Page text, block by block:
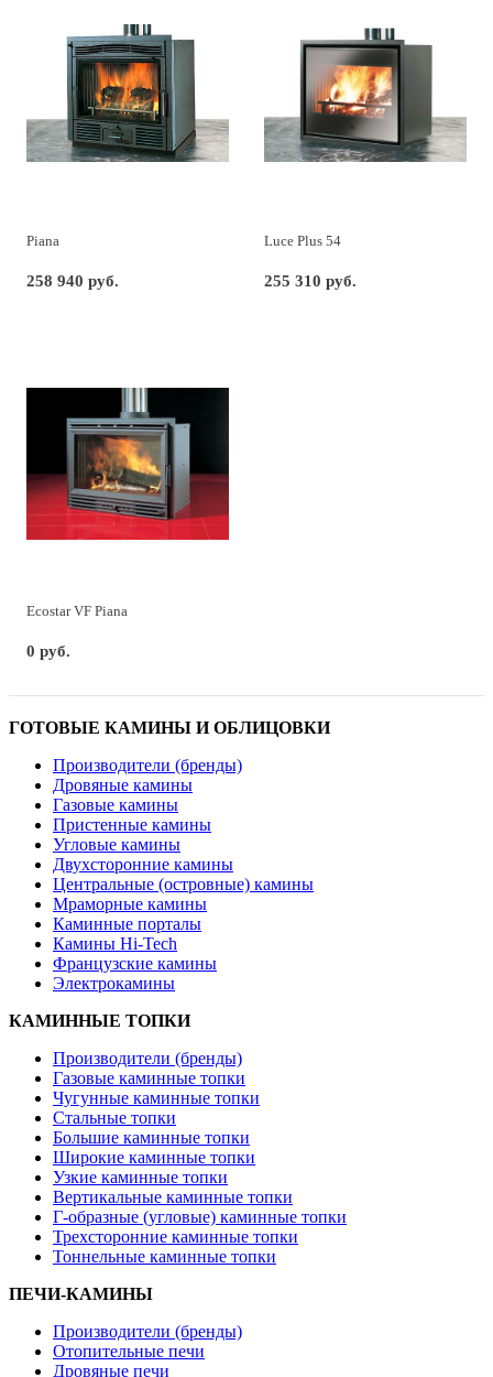
Piana
258 940 руб.
Luce Plus 54
255 310 руб.
Ecostar VF Piana
0 руб.
ГОТОВЫЕ КАМИНЫ И ОБЛИЦОВКИ
Производители (бренды)
Дровяные камины
Газовые камины
Пристенные камины
Угловые камины
Двухсторонние камины
Центральные (островные) камины
Мраморные камины
Каминные порталы
Камины Hi-Tech
Французские камины
Электрокамины
КАМИННЫЕ ТОПКИ
Производители (бренды)
Газовые каминные топки
Чугунные каминные топки
Стальные топки
Большие каминные топки
Широкие каминные топки
Узкие каминные топки
Вертикальные каминные топки
Г-образные (угловые) каминные топки
Трехсторонние каминные топки
Тоннельные каминные топки
ПЕЧИ-КАМИНЫ
Производители (бренды)
Отопительные печи
Дровяные печи